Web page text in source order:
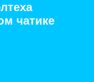
чатике